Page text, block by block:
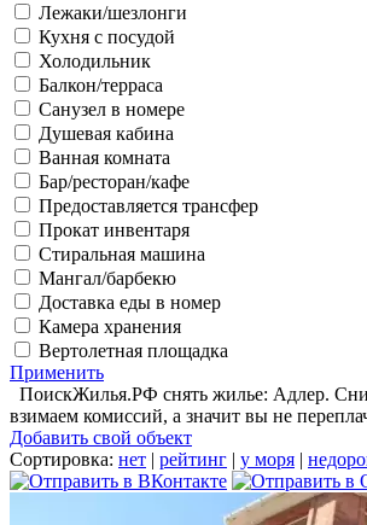
Лежаки/шезлонги
Кухня с посудой
Холодильник
Балкон/терраса
Санузел в номере
Душевая кабина
Ванная комната
Бар/ресторан/кафе
Предоставляется трансфер
Прокат инвентаря
Стиральная машина
Мангал/барбекю
Доставка еды в номер
Камера хранения
Вертолетная площадка
Применить
ПоискЖилья.РФ снять жилье: Адлер.
взимаем комиссий, а значит вы не
Добавить свой объект
Сортировка: нет | рейтинг | у моря |